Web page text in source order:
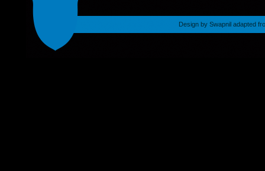
Design by Swapnil adapted